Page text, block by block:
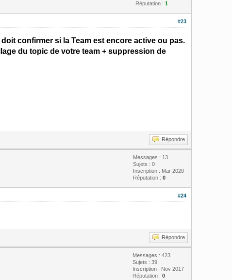
Réputation : 1
#23
confirmer si la Team est encore active ou pas.
du topic de votre team + suppression de
Répondre
Messages : 13
Sujets : 0
Inscription : Mar 2020
Réputation : 0
#24
Répondre
Messages : 423
Sujets : 39
Inscription : Nov 2017
Réputation : 0